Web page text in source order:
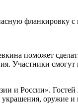
поможет
Участники смогут
и России».
оружие и